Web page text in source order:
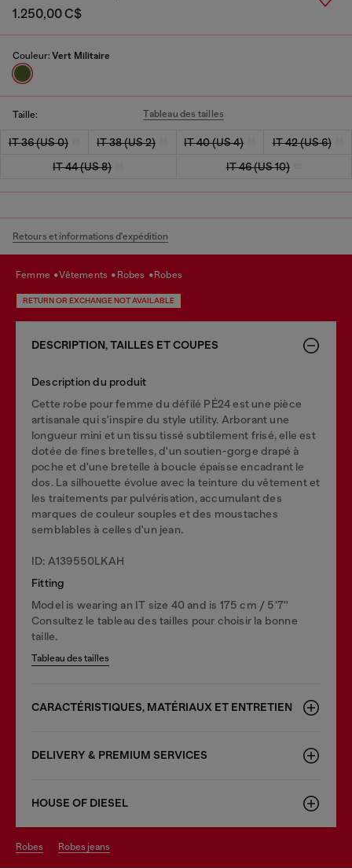
1.250,00 C$
Couleur: Vert Militaire
Taille: Tableau des tailles
IT 36 (US 0) IT 38 (US 2) IT 40 (US 4)
IT 42 (US 6)
IT 44 (US 8)
IT 46 (US 10)
Retours et informations d'expédition
femme vêtements robes robes
RETURN OR EXCHANGE NOT AVAILABLE
DESCRIPTION, TAILLES ET COUPES
Description du produit
Cette robe pour femme du défilé PÉ24 est une pièce
artisanale qui s'inspire du style utility. Arborant une
longueur mini et un tissu tissé subtilement frisé, elle est
dotée de fines bretelles, d'un soutien-gorge drapé à
poche et d'une bretelle à boucle épaisse encadrant le
dos. La silhouette évolue avec la teinture du vêtement et
les traitements par pulvérisation, accumulant des
marques de couleur souples et des moustaches
semblables à celles d'un jean.
ID: A139550LKAH
Fitting
Model is wearing an IT size 40 and is 175 cm / 5'7''
Consultez le tableau des tailles pour choisir la bonne
taille.
Tableau des tailles
CARACTÉRISTIQUES, MATÉRIAUX ET ENTRETIEN
DELIVERY & PREMIUM SERVICES
HOUSE OF DIESEL
robes robes jeans